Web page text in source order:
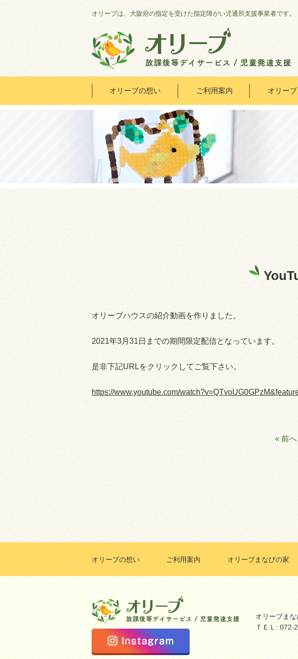
オリーブは、大阪府の指定を受けた指定障がい児通所支援事業者です。
オリーブの想い ご利用案内 オリー
オリーブの想い
ご利用案内
オリーブまなびの家
オリーブハウスの紹介動画を作りました。
2021年3月31日までの期間限定配信となっています。
是非下記URLをクリックしてご覧下さい。
https://www.youtube.com/
« 前へ
オリーブの想い ご利用案内 オリーブまなびの家
オリーブま
ＴＥＬ: 072-